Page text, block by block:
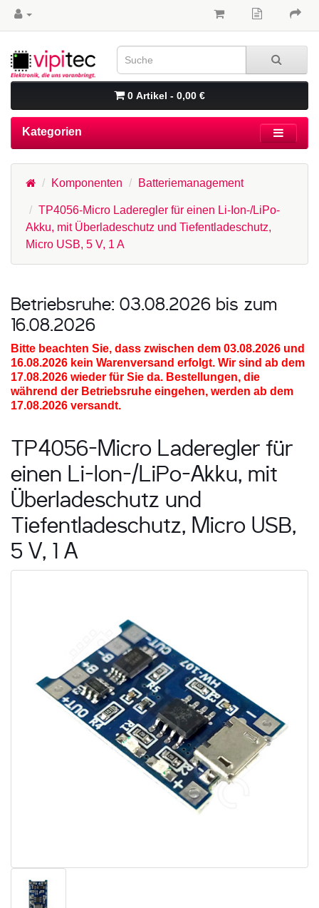
0 Artikel - 0,00 €
Kategorien
Komponenten Batteriemanagement
TP4056-Micro Laderegler für einen Li-Ion-/LiPo-
Akku, mit Überladeschutz und Tiefentladeschutz,
Micro USB, 5 V, 1 A
Betriebsruhe: 03.08.2026 bis zum
16.08.2026
Bitte beachten Sie, dass zwischen dem 03.08.2026 und
16.08.2026 kein Warenversand erfolgt. Wir sind ab dem
17.08.2026 wieder für Sie da. Bestellungen, die
während der Betriebsruhe eingehen, werden ab dem
17.08.2026 versandt.
TP4056-Micro Laderegler für
einen Li-Ion-/LiPo-Akku, mit
Überladeschutz und
Tiefentladeschutz, Micro USB,
5 V, 1 A